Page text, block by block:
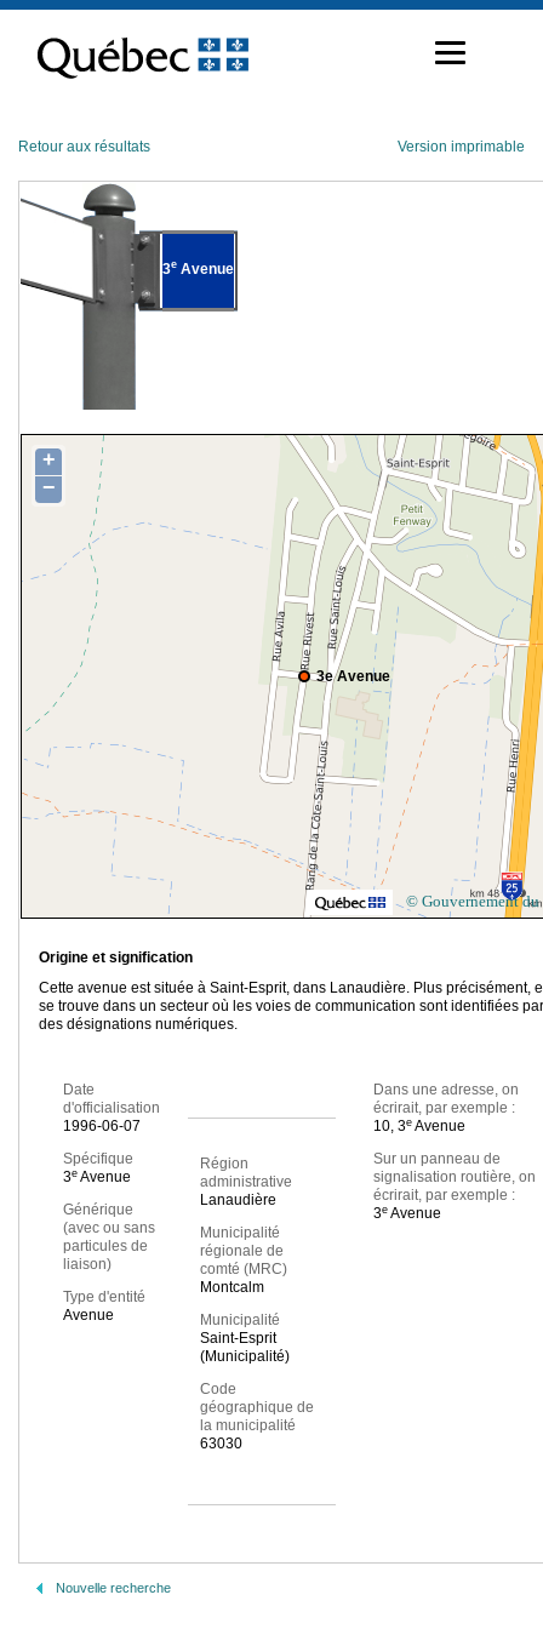
contenu
Retour aux résultats Version imprimable
3e Avenue
3e Avenue
+
−
© Gouvernement du
Origine et signification
Cette avenue est située à Saint-Esprit, dans Lanaudière. Plus précisément,
se trouve dans un secteur où les voies de communication sont identifiées par
des désignations numériques.
Date
d'officialisation
1996-06-07
Spécifique
3e Avenue
Générique
(avec ou sans
particules de
liaison)
Type d'entité
Avenue
Région
administrative
Lanaudière
Municipalité
régionale de
comté (MRC)
Montcalm
Municipalité
Saint-Esprit
(Municipalité)
Code
géographique de
la municipalité
63030
Dans une adresse, on
écrirait, par exemple :
10, 3eAvenue
Sur un panneau de
signalisation routière, on
écrirait, par exemple :
3eAvenue
Nouvelle recherche